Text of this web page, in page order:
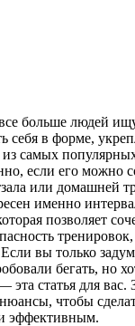
больше людей
себя в форме,
из самых
если его можно
или домашней
именно
позволяет
вы только
бегать, но
эта статья для вас.
чтобы
эффективным.